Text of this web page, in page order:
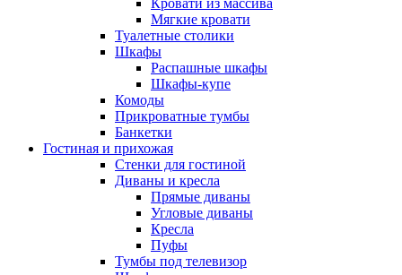
Кровати из массива
Мягкие кровати
Туалетные столики
Шкафы
Распашные шкафы
Шкафы-купе
Комоды
Прикроватные тумбы
Банкетки
Гостиная и прихожая
Стенки для гостиной
Диваны и кресла
Прямые диваны
Угловые диваны
Кресла
Пуфы
Тумбы под телевизор